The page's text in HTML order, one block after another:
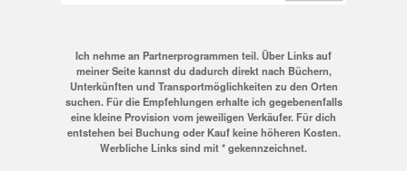
Ich nehme an Partnerprogrammen teil. Über Links auf
meiner Seite kannst du dadurch direkt nach Büchern,
Unterkünften und Transportmöglichkeiten zu den Orten
suchen. Für die Empfehlungen erhalte ich gegebenenfalls
eine kleine Provision vom jeweiligen Verkäufer. Für dich
entstehen bei Buchung oder Kauf keine höheren Kosten.
Werbliche Links sind mit * gekennzeichnet.